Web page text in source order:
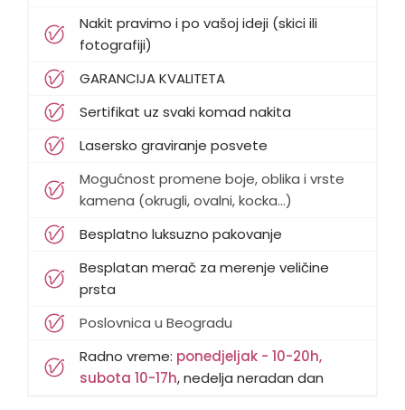
Nakit pravimo i po vašoj ideji (skici ili
fotografiji)
GARANCIJA KVALITETA
Sertifikat uz svaki komad nakita
Lasersko graviranje posvete
Mogućnost promene boje, oblika i vrste
kamena (okrugli, ovalni, kocka...)
Besplatno luksuzno pakovanje
Besplatan merač za merenje veličine
prsta
Poslovnica u Beogradu
Radno vreme: ponedjeljak - 10-20h,
subota 10-17h, nedelja neradan dan